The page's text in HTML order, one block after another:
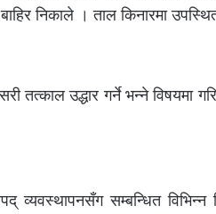
निकाले । ताल किनारमा
तत्काल उद्धार गर्ने भन्ने
सम्बन्धित विभिन्न